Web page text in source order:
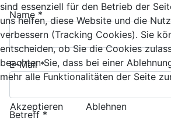
Name *
E-Mail*
Betreff *
sind essenziell für den Betrieb der
uns helfen, diese Website und die
verbessern (Tracking Cookies). Sie
entscheiden, ob Sie die Cookies
beachten Sie, dass bei einer
mehr alle Funktionalitäten der Seite
Akzeptieren Ablehnen